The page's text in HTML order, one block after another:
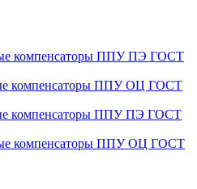
компенсаторы ППУ ПЭ ГОСТ
компенсаторы ППУ ОЦ ГОСТ
компенсаторы ППУ ПЭ ГОСТ
компенсаторы ППУ ОЦ ГОСТ